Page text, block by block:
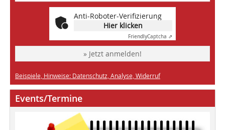
Anti-Roboter-Verifizierung
Hier klicken
FriendlyCaptcha ⇗
» Jetzt anmelden!
Beispiele, Hinweise: Datenschutz, Analyse, Widerruf
Events/Termine